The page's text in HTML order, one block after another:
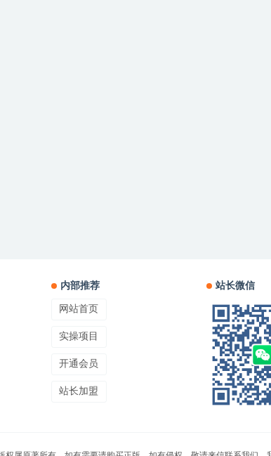
内部推荐
网站首页
实操项目
开通会员
站长加盟
站长微信